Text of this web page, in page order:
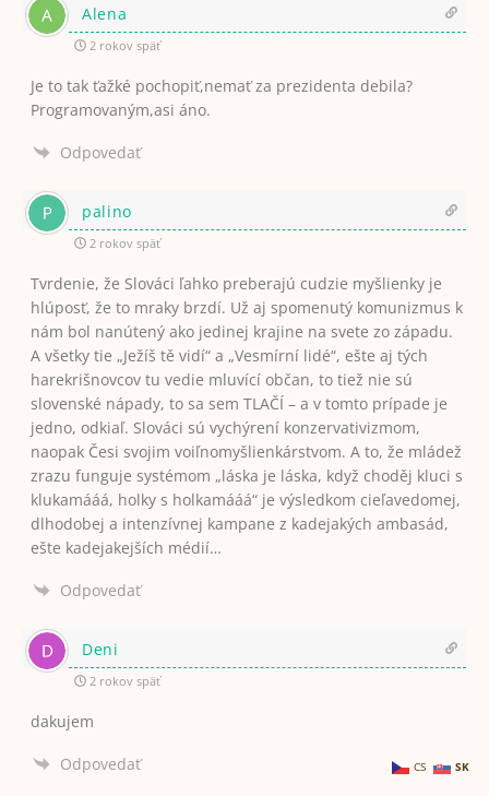
Alena
2 rokov späť
Je to tak ťažké pochopiť,nemať za prezidenta debila?
Programovaným,asi áno.
Odpovedať
palino
2 rokov späť
Tvrdenie, že Slováci ľahko preberajú cudzie myšlienky je
hlúposť, že to mraky brzdí. Už aj spomenutý komunizmus k
nám bol nanútený ako jedinej krajine na svete zo západu.
A všetky tie „Ježíš tě vidí“ a „Vesmírní lidé“, ešte aj tých
harekrišnovcov tu vedie mluvící občan, to tiež nie sú
slovenské nápady, to sa sem TLAČÍ – a v tomto prípade je
jedno, odkiaľ. Slováci sú vychýrení konzervativizmom,
naopak Česi svojim voiľnomyšlienkárstvom. A to, že mládež
zrazu funguje systémom „láska je láska, když choděj kluci s
klukamááá, holky s holkamááá“ je výsledkom cieľavedomej,
dlhodobej a intenzívnej kampane z kadejakých ambasád,
ešte kadejakejších médií…
Odpovedať
Deni
2 rokov späť
dakujem
Odpovedať CS SK